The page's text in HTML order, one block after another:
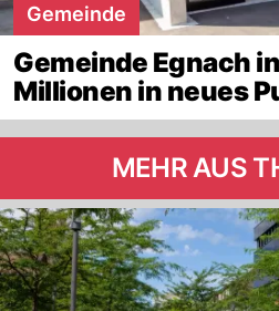
Gemeinde
Gemeinde Egnach
Millionen in neues
MEHR AUS